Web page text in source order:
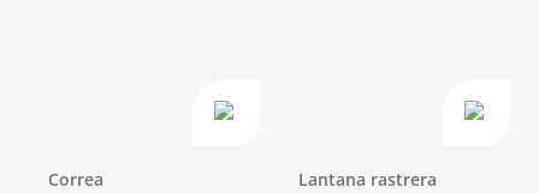
Correa Lantana rastrera